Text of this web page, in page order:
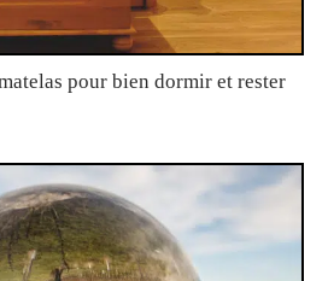
pour bien dormir et rester